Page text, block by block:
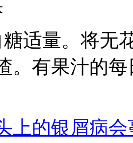
糖适量。将无
。有果汁的
上的银屑病